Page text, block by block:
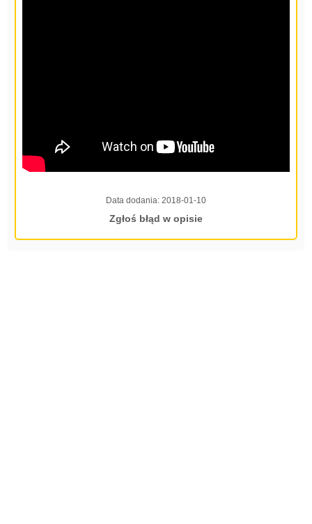
Data dodania: 2018-01-10
Zgłoś błąd w opisie